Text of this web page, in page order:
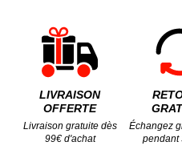
LIVRAISON
OFFERTE
Livraison gratuite dès
99€ d'achat
Échangez
pendant